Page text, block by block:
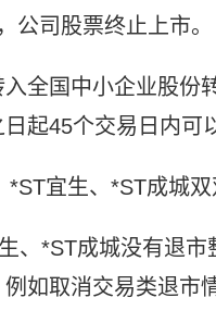
公司股票终止上市。
全国中小企业股份
起45个交易日内可
宜生、*ST成城双
、*ST成城没有退
如取消交易类退市